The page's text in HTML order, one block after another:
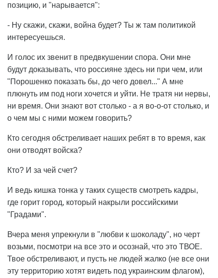
позицию, и "нарывается":
- Ну скажи, скажи, война будет? Ты ж там политикой
интересуешься.
И голос их звенит в предвкушении спора. Они мне
будут доказывать, что россияне здесь ни при чем, или
"Порошенко показать бы, до чего довел..." А мне
плюнуть им под ноги хочется и уйти. Не тратя ни нервы,
ни время. Они знают вот столько - а я во-о-от столько, и
о чем мы с ними можем говорить?
Кто сегодня обстреливает наших ребят в то время, как
они отводят войска?
Кто? И за чей счет?
И ведь кишка тонка у таких существ смотреть кадры,
где горит город, который накрыли российскими
"Градами".
Вчера меня упрекнули в "любви к шоколаду", но черт
возьми, посмотри на все это и осознай, что это ТВОЕ.
Твое обстреливают, и пусть не людей жалко (не все они
эту территорию хотят видеть под украинским флагом),